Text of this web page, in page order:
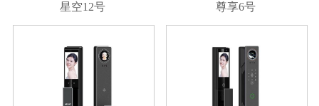
星空12号 尊享6号